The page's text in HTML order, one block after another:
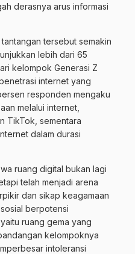
derasnya arus informasi
tersebut semakin
lebih dari 65
kelompok Generasi Z
internet yang
responden mengaku
melalui internet,
TikTok, sementara
dalam durasi
ruang digital bukan lagi
telah menjadi arena
dan sikap keagamaan
berpotensi
ruang gema yang
kelompoknya
intoleransi